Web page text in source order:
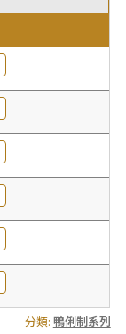
分類: 鴨俐制系列